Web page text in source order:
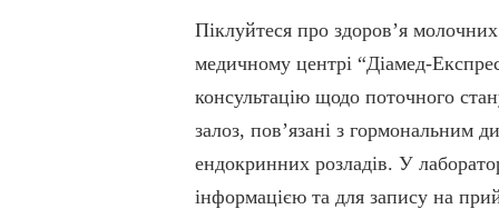
Піклуйтеся про здоровʼя
медичному центрі “Діамед-
консультацію щодо поточного
залоз, повʼязані з гормональним
ендокринних розладів. У
інформацією та для запису на